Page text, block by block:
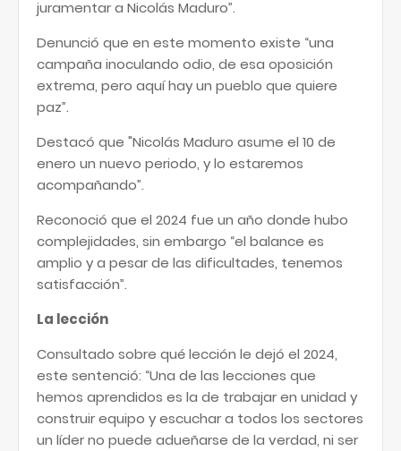
juramentar a Nicolás Maduro”.
Denunció que en este momento existe “una
campaña inoculando odio, de esa oposición
extrema, pero aquí hay un pueblo que quiere
paz”.
Destacó que "Nicolás Maduro asume el 10 de
enero un nuevo periodo, y lo estaremos
acompañando”.
Reconoció que el 2024 fue un año donde hubo
complejidades, sin embargo “el balance es
amplio y a pesar de las dificultades, tenemos
satisfacción”.
La lección
Consultado sobre qué lección le dejó el 2024,
este sentenció: “Una de las lecciones que
hemos aprendidos es la de trabajar en unidad y
construir equipo y escuchar a todos los sectores
un líder no puede adueñarse de la verdad, ni ser